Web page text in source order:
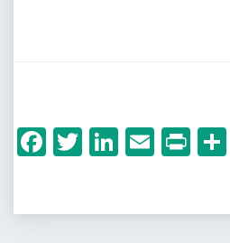
Facebook
Twitter
LinkedIn
Email
Print